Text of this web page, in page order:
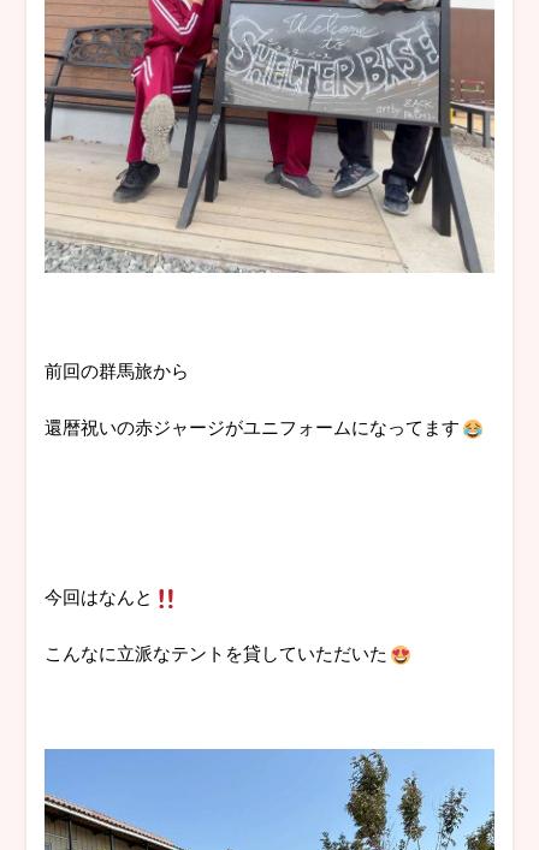
前回の群馬旅から
還暦祝いの赤ジャージがユニフォームになってます
今回はなんと
こんなに立派なテントを貸していただいた